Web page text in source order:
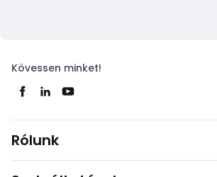
Kövessen minket!
Rólunk